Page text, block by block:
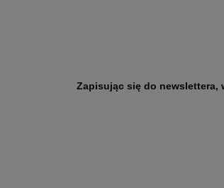
Zapisując się do newslettera, wyrażasz zgodę na